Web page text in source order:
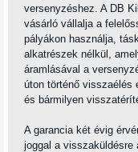
versenyzéshez. A DB
vásárló vállalja a
pályákon használja,
alkatrészek nélkül,
áramlásával a
úton történő visszaélés
és bármilyen
A garancia két évig
joggal a visszaküldésre